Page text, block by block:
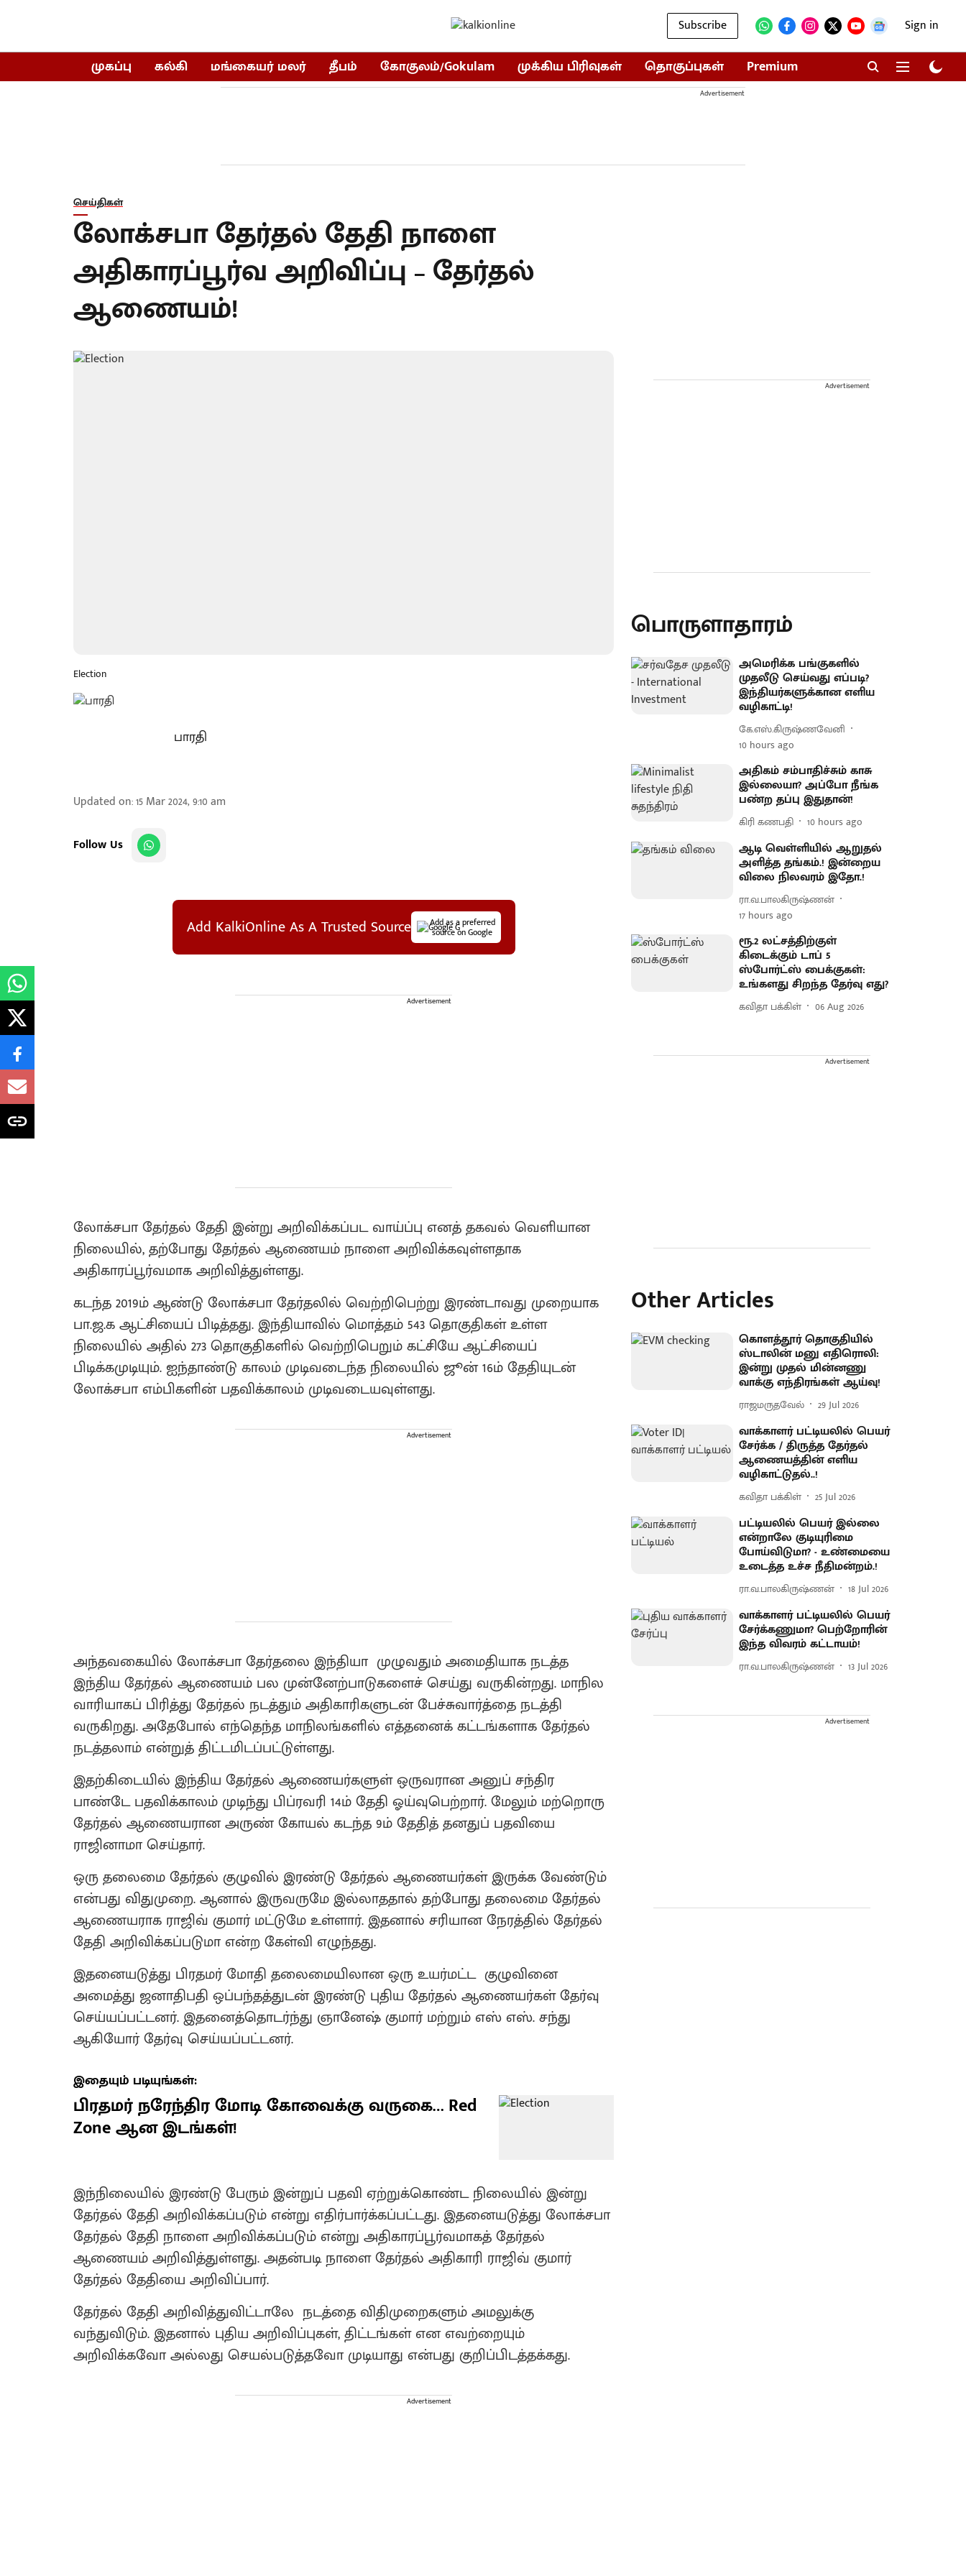
Subscribe Sign in
முகப்பு கல்கி மங்கையர் மலர் தீபம் கோகுலம்/Gokulam முக்கிய பிரிவுகள் தொகுப்புகள் Premium
Advertisement
செய்திகள்
லோக்சபா தேர்தல் தேதி நாளை
அதிகாரப்பூர்வ அறிவிப்பு – தேர்தல்
ஆணையம்!
Election
பாரதி
Updated on:15 Mar 2024, 9:10 am
Follow Us
Add KalkiOnline As A Trusted Source Add as a preferred
source on Google
Advertisement
லோக்சபா தேர்தல் தேதி இன்று அறிவிக்கப்பட வாய்ப்பு எனத் தகவல் வெளியான
நிலையில், தற்போது தேர்தல் ஆணையம் நாளை அறிவிக்கவுள்ளதாக
அதிகாரப்பூர்வமாக அறிவித்துள்ளது.
கடந்த 2019ம் ஆண்டு லோக்சபா தேர்தலில் வெற்றிபெற்று இரண்டாவது முறையாக
பா.ஜ.க ஆட்சியைப் பிடித்தது. இந்தியாவில் மொத்தம் 543 தொகுதிகள் உள்ள
நிலையில் அதில் 273 தொகுதிகளில் வெற்றிபெறும் கட்சியே ஆட்சியைப்
பிடிக்கமுடியும். ஐந்தாண்டு காலம் முடிவடைந்த நிலையில் ஜூன் 16ம் தேதியுடன்
லோக்சபா எம்பிகளின் பதவிக்காலம் முடிவடையவுள்ளது.
Advertisement
அந்தவகையில் லோக்சபா தேர்தலை இந்தியா முழுவதும் அமைதியாக நடத்த
இந்திய தேர்தல் ஆணையம் பல முன்னேற்பாடுகளைச் செய்து வருகின்றது. மாநில
வாரியாகப் பிரித்து தேர்தல் நடத்தும் அதிகாரிகளுடன் பேச்சுவார்த்தை நடத்தி
வருகிறது. அதேபோல் எந்தெந்த மாநிலங்களில் எத்தனைக் கட்டங்களாக தேர்தல்
நடத்தலாம் என்றுத் திட்டமிடப்பட்டுள்ளது.
இதற்கிடையில் இந்திய தேர்தல் ஆணையர்களுள் ஒருவரான அனுப் சந்திர
பாண்டே பதவிக்காலம் முடிந்து பிப்ரவரி 14ம் தேதி ஓய்வுபெற்றார். மேலும் மற்றொரு
தேர்தல் ஆணையரான அருண் கோயல் கடந்த 9ம் தேதித் தனதுப் பதவியை
ராஜினாமா செய்தார்.
ஒரு தலைமை தேர்தல் குழுவில் இரண்டு தேர்தல் ஆணையர்கள் இருக்க வேண்டும்
என்பது விதுமுறை. ஆனால் இருவருமே இல்லாததால் தற்போது தலைமை தேர்தல்
ஆணையராக ராஜிவ் குமார் மட்டுமே உள்ளார். இதனால் சரியான நேரத்தில் தேர்தல்
தேதி அறிவிக்கப்படுமா என்ற கேள்வி எழுந்தது.
இதனையடுத்து பிரதமர் மோதி தலைமையிலான ஒரு உயர்மட்ட குழுவினை
அமைத்து ஜனாதிபதி ஒப்பந்தத்துடன் இரண்டு புதிய தேர்தல் ஆணையர்கள் தேர்வு
செய்யப்பட்டனர். இதனைத்தொடர்ந்து ஞானேஷ் குமார் மற்றும் எஸ் எஸ். சந்து
ஆகியோர் தேர்வு செய்யப்பட்டனர்.
இதையும் படியுங்கள்:
பிரதமர் நரேந்திர மோடி கோவைக்கு வருகை… Red
Zone ஆன இடங்கள்!
இந்நிலையில் இரண்டு பேரும் இன்றுப் பதவி ஏற்றுக்கொண்ட நிலையில் இன்று
தேர்தல் தேதி அறிவிக்கப்படும் என்று எதிர்பார்க்கப்பட்டது. இதனையடுத்து லோக்சபா
தேர்தல் தேதி நாளை அறிவிக்கப்படும் என்று அதிகாரப்பூர்வமாகத் தேர்தல்
ஆணையம் அறிவித்துள்ளது. அதன்படி நாளை தேர்தல் அதிகாரி ராஜிவ் குமார்
தேர்தல் தேதியை அறிவிப்பார்.
தேர்தல் தேதி அறிவித்துவிட்டாலே நடத்தை விதிமுறைகளும் அமலுக்கு
வந்துவிடும். இதனால் புதிய அறிவிப்புகள், திட்டங்கள் என எவற்றையும்
அறிவிக்கவோ அல்லது செயல்படுத்தவோ முடியாது என்பது குறிப்பிடத்தக்கது.
Advertisement
Advertisement
பொருளாதாரம்
அமெரிக்க பங்குகளில்
முதலீடு செய்வது எப்படி?
இந்தியர்களுக்கான எளிய
வழிகாட்டி!
கே.எஸ்.கிருஷ்ணவேனி
10 hours ago
அதிகம் சம்பாதிச்சும் காசு
இல்லையா? அப்போ நீங்க
பண்ற தப்பு இதுதான்!
கிரி கணபதி 10 hours ago
ஆடி வெள்ளியில் ஆறுதல்
அளித்த தங்கம்.! இன்றைய
விலை நிலவரம் இதோ.!
ரா.வ.பாலகிருஷ்ணன்
17 hours ago
ரூ.2 லட்சத்திற்குள்
கிடைக்கும் டாப் 5
ஸ்போர்ட்ஸ் பைக்குகள்:
உங்களது சிறந்த தேர்வு எது?
கவிதா பக்கிள் 06 Aug 2026
Advertisement
Other Articles
கொளத்தூர் தொகுதியில்
ஸ்டாலின் மனு எதிரொலி:
இன்று முதல் மின்னணு
வாக்கு எந்திரங்கள் ஆய்வு!
ராஜமருதவேல் 29 Jul 2026
வாக்காளர் பட்டியலில் பெயர்
சேர்க்க / திருத்த தேர்தல்
ஆணையத்தின் எளிய
வழிகாட்டுதல்..!
கவிதா பக்கிள் 25 Jul 2026
பட்டியலில் பெயர் இல்லை
என்றாலே குடியுரிமை
போய்விடுமா? - உண்மையை
உடைத்த உச்ச நீதிமன்றம்.!
ரா.வ.பாலகிருஷ்ணன் 18 Jul 2026
வாக்காளர் பட்டியலில் பெயர்
சேர்க்கணுமா? பெற்றோரின்
இந்த விவரம் கட்டாயம்!
ரா.வ.பாலகிருஷ்ணன் 13 Jul 2026
Advertisement